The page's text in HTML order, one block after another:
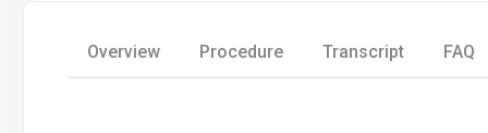
Overview Procedure Transcript FAQ